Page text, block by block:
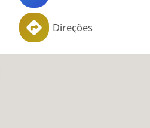
Direções